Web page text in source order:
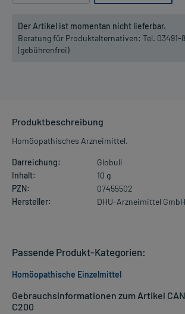
Der Artikel ist momentan nicht lieferbar.
Beratung für Produktalternativen: Tel. 03491-
(gebührenfrei)
Produktbeschreibung
Homöopathisches Arzneimittel.
Darreichung:
Globuli
Inhalt:
10 g
PZN:
07455502
Hersteller:
DHU-Arzneimittel
Gebrauchsinformationen zum Artikel
C200
Passende Produkt-Kategorien:
Homöopathische Einzelmittel